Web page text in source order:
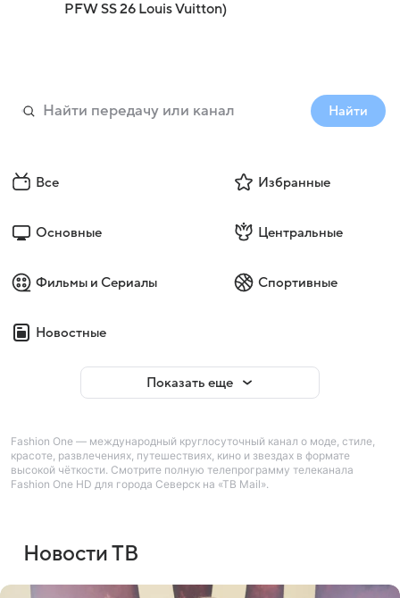
PFW SS 26 Louis Vuitton)
Найти
Все Избранные
Основные Центральные
Фильмы и Сериалы Спортивные
Новостные
Показать еще
Fashion One — международный круглосуточный канал о моде, стиле,
красоте, развлечениях, путешествиях, кино и звездах в формате
высокой чёткости. Смотрите полную телепрограмму телеканала
Fashion One HD для города Северск на «ТВ Mail».
Новости ТВ